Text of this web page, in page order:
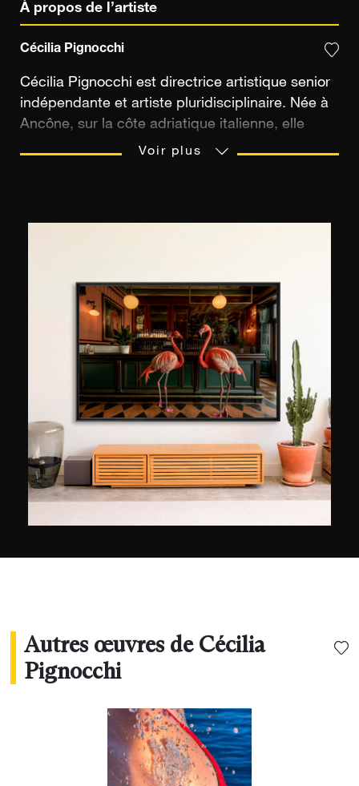
À propos de l’artiste
Cécilia Pignocchi
Cécilia Pignocchi est directrice artistique senior
indépendante et artiste pluridisciplinaire. Née à
Ancône, sur la côte adriatique italienne, elle
développe très tôt une sensibilité visuelle nourrie
compose des collages les jours de pluie.
L’escalade, qu’elle pratique avec passion, irrigue
son œuvre comme une métaphore de l’élan vital.
Voir plus
Autres œuvres de Cécilia
Pignocchi